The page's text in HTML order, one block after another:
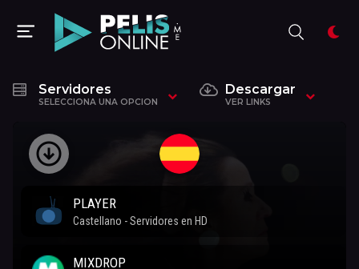
Servidores
SELECCIONA UNA OPCION
Descargar
VER LINKS